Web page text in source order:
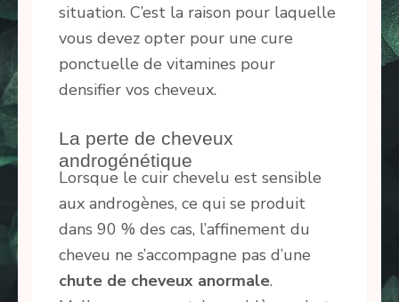
situation. C’est la raison pour laquelle
vous devez opter pour une cure
ponctuelle de vitamines pour
densifier vos cheveux.
La perte de cheveux
androgénétique
Lorsque le cuir chevelu est sensible
aux androgènes, ce qui se produit
dans 90 % des cas, l’affinement du
cheveu ne s’accompagne pas d’une
chute de cheveux anormale.